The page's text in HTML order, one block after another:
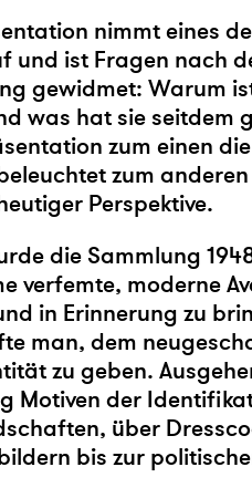
nimmt eines
und ist Fragen nach
gewidmet: Warum
was hat sie seitdem
zum einen
zum
Perspektive.
die Sammlung
verfemte, moderne
in Erinnerung zu
man, dem
zu geben.
Motiven der
über
bis zur